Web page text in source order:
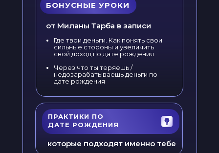
от Миланы Тарба в записи
БОНУСНЫЕ УРОКИ
Где твои деньги. Как понять свои
сильные стороны и увеличить
свой доход по дате рождения
Через что ты теряешь /
недозарабатываешь деньги по
дате рождения
ПРАКТИКИ ПО
ДАТЕ РОЖДЕНИЯ
которые подходят именно тебе